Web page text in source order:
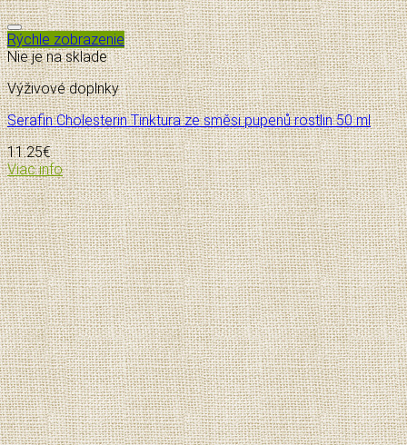
Pridať do zoznamu želaní
Rýchle zobrazenie
Nie je na sklade
Výživové doplnky
Serafin Cholesterin Tinktura ze směsi pupenů rostlin 50 ml
11.25€
Viac info